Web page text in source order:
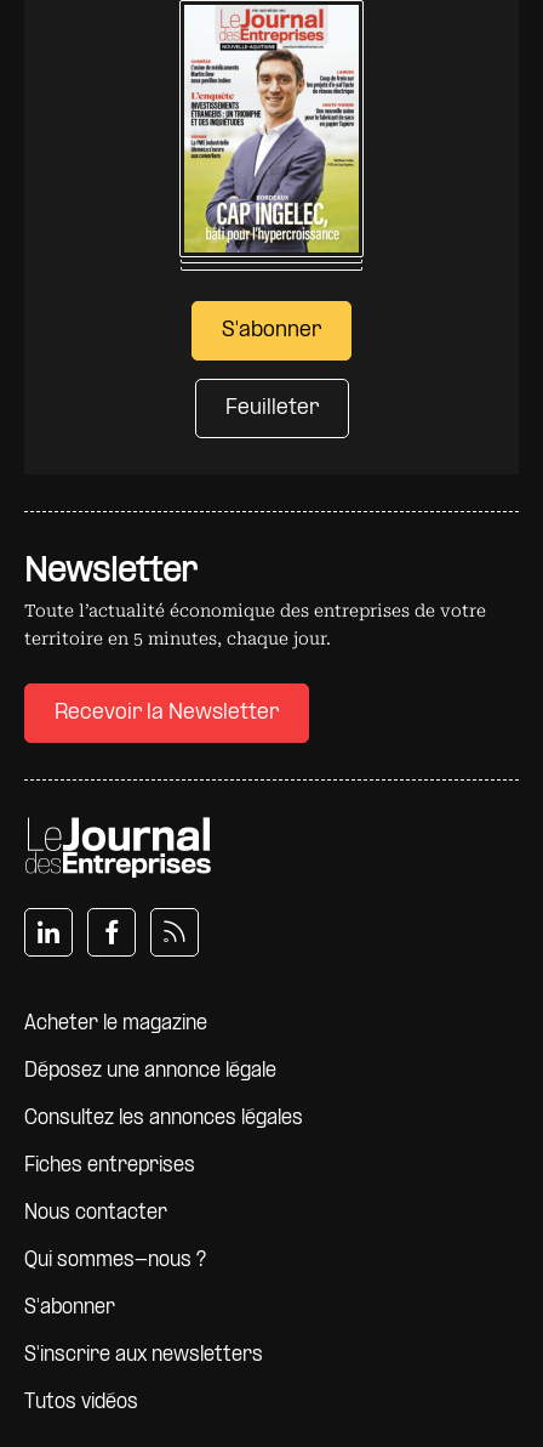
Newsletter
Toute l’actualité économique des entreprises de votre
territoire en 5 minutes, chaque jour.
Recevoir la Newsletter
Pied de page
Acheter le magazine
Déposez une annonce légale
Consultez les annonces légales
Fiches entreprises
Nous contacter
Qui sommes-nous ?
S'abonner
S'inscrire aux newsletters
Tutos vidéos
S'abonner
Feuilleter